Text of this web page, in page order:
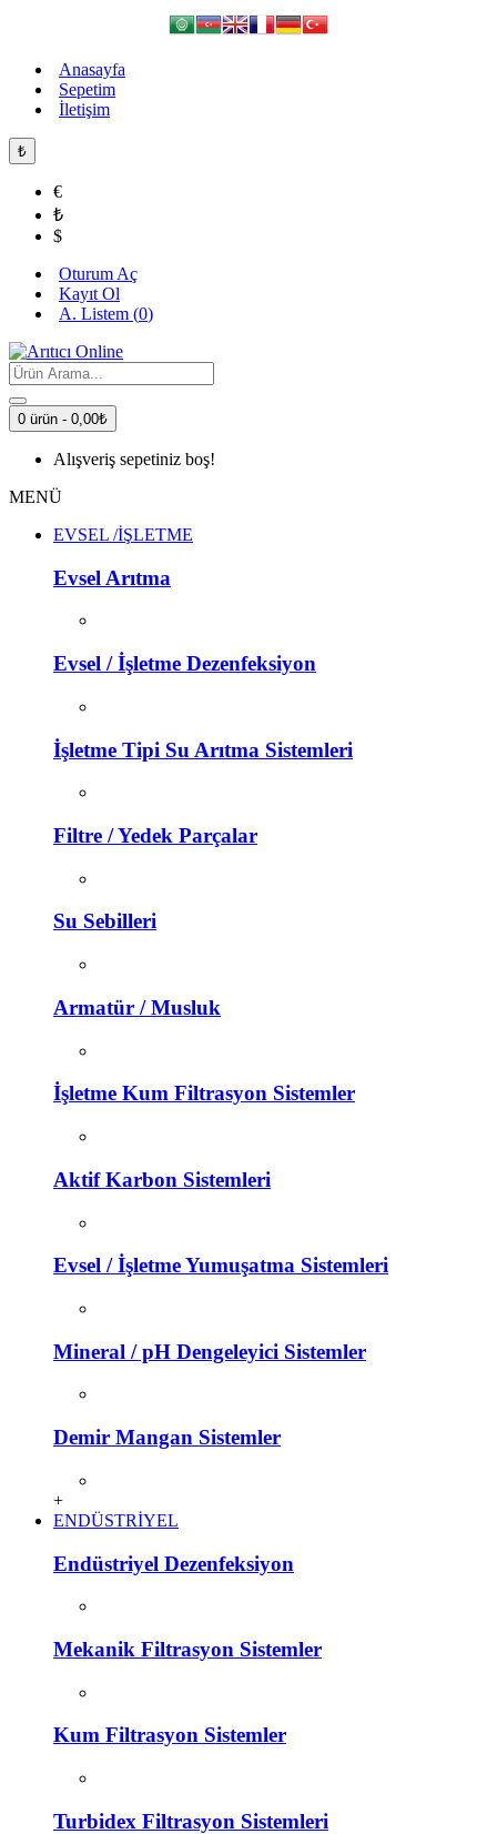
Anasayfa
Sepetim
İletişim
₺
€
₺
$
Oturum Aç
Kayıt Ol
A. Listem (0)
0 ürün - 0,00₺
Alışveriş sepetiniz boş!
MENÜ
EVSEL /İŞLETME
Evsel Arıtma
Evsel / İşletme Dezenfeksiyon
İşletme Tipi Su Arıtma Sistemleri
Filtre / Yedek Parçalar
Su Sebilleri
Armatür / Musluk
İşletme Kum Filtrasyon Sistemler
Aktif Karbon Sistemleri
Evsel / İşletme Yumuşatma Sistemleri
Mineral / pH Dengeleyici Sistemler
Demir Mangan Sistemler
+
ENDÜSTRİYEL
Endüstriyel Dezenfeksiyon
Mekanik Filtrasyon Sistemler
Kum Filtrasyon Sistemler
Turbidex Filtrasyon Sistemleri